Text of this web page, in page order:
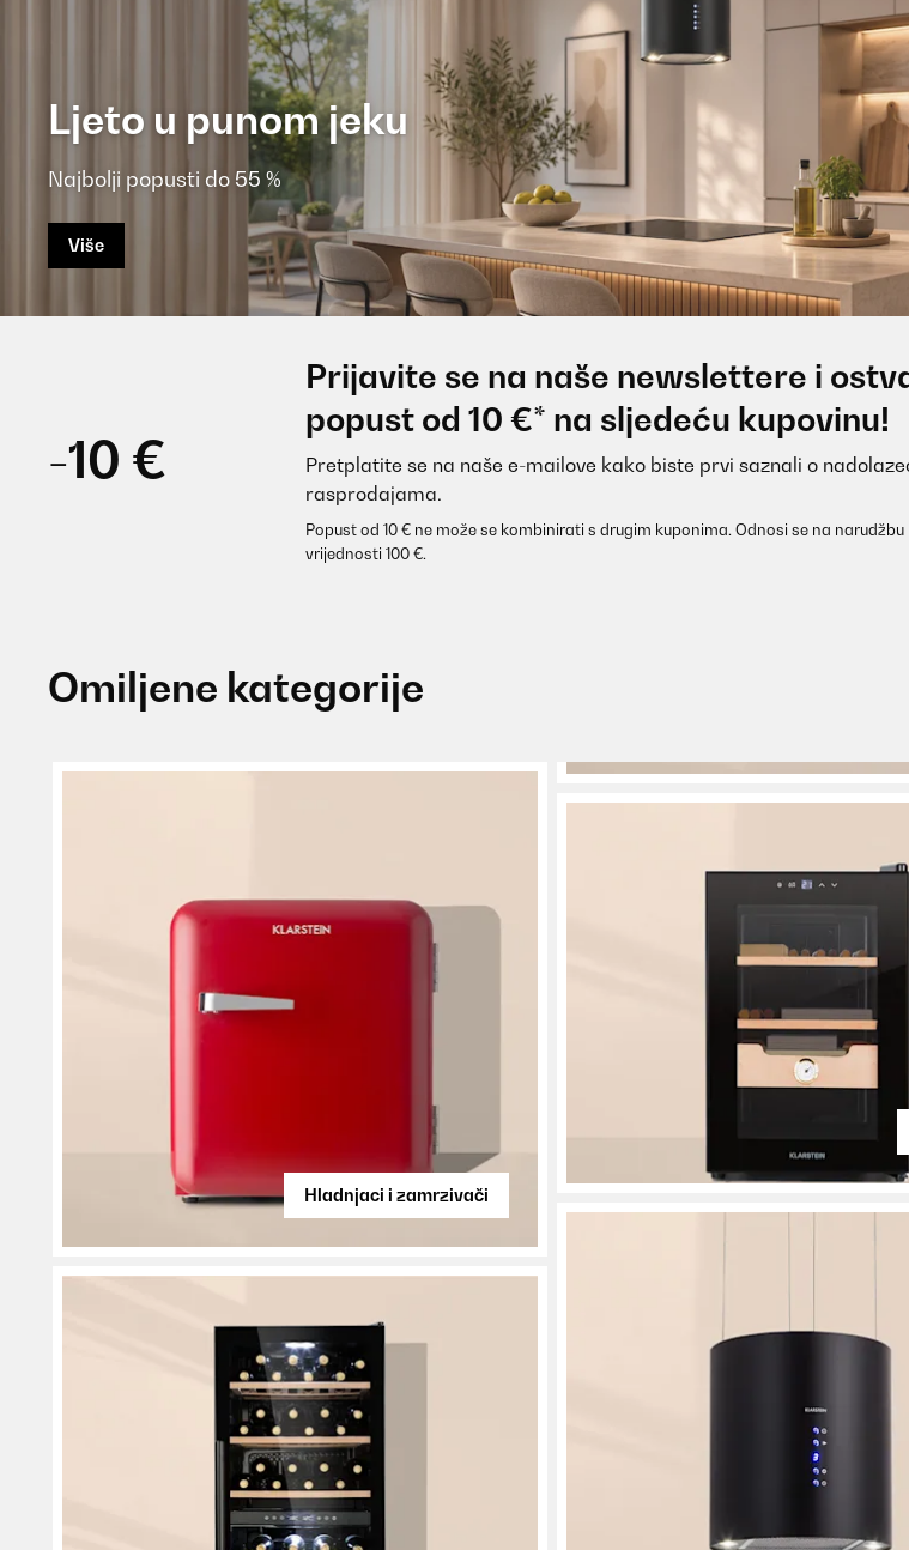
Ljeto u punom jeku
Najbolji popusti do 55 %
Više
-10 €
Prijavite se na naše newslettere i
popust od 10 €* na sljedeću kupovinu!
Pretplatite se na naše e-mailove kako biste prvi saznali o
rasprodajama.
Popust od 10 € ne može se kombinirati s drugim kuponima. Odnosi se na
vrijednosti 100 €.
Omiljene kategorije
Hladnjaci i zamrzivači